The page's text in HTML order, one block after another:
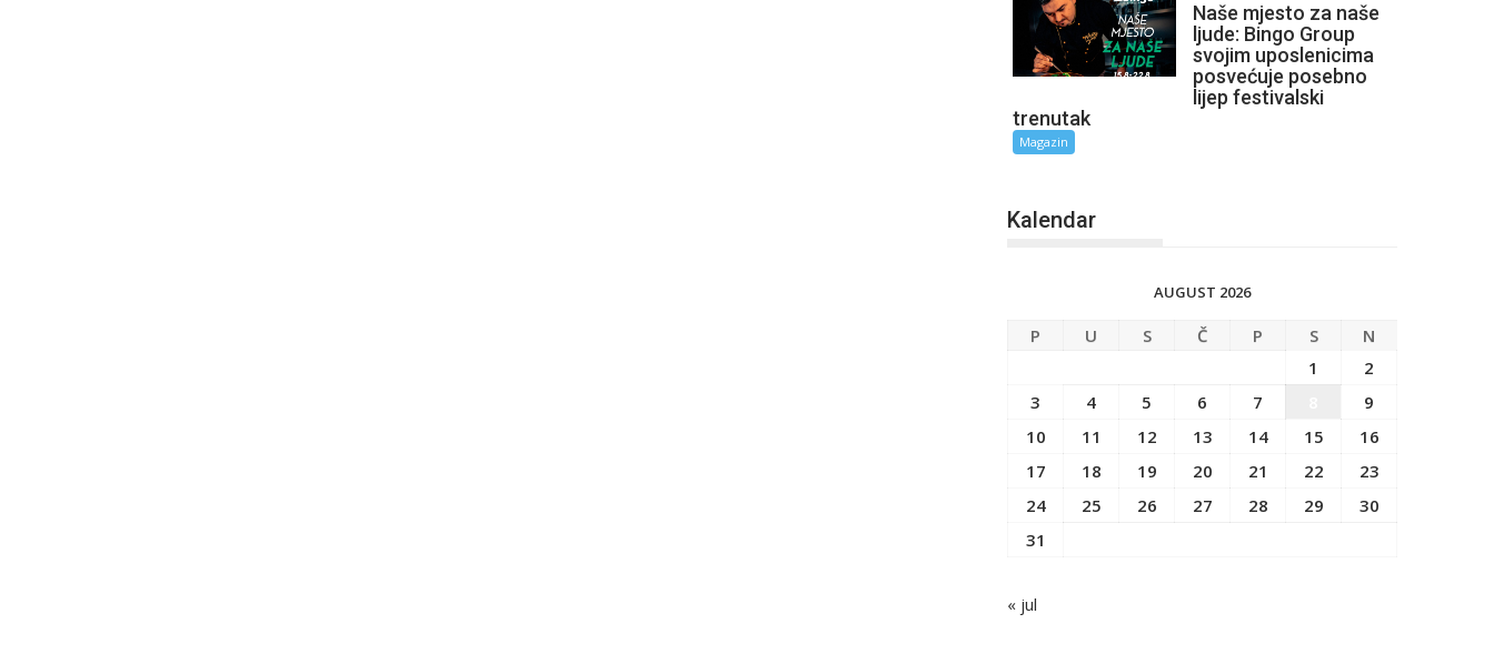
Naše mjesto za naše
ljude: Bingo Group
svojim uposlenicima
posvećuje posebno
lijep festivalski
trenutak
Magazin
Kalendar
AUGUST 2026
P U S Č P S
N
1
2
3
4 5 6 7
9
10
11 12 13 14 15
16
17
18 19 20 21 22
23
24
25 26 27 28 29
30
31
« jul